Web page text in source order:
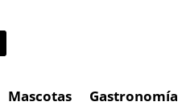
Mascotas Gastronomía